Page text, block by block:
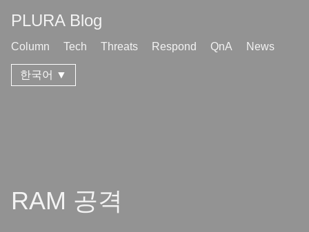
PLURA Blog
Column Tech Threats Respond QnA News
한국어 ▼
RAM 공격